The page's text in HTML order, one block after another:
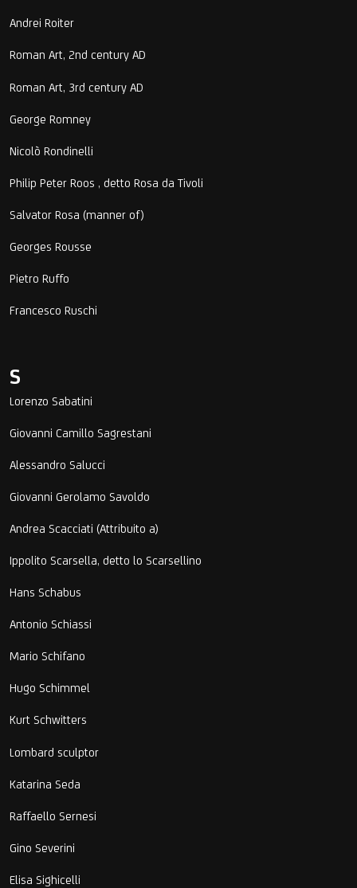
Andrei Roiter
Roman Art, 2nd century AD
Roman Art, 3rd century AD
George Romney
Nicolò Rondinelli
Philip Peter Roos , detto Rosa da Tivoli
Salvator Rosa (manner of)
Georges Rousse
Pietro Ruffo
Francesco Ruschi
S
Lorenzo Sabatini
Giovanni Camillo Sagrestani
Alessandro Salucci
Giovanni Gerolamo Savoldo
Andrea Scacciati (Attribuito a)
Ippolito Scarsella, detto lo Scarsellino
Hans Schabus
Antonio Schiassi
Mario Schifano
Hugo Schimmel
Kurt Schwitters
Lombard sculptor
Katarina Seda
Raffaello Sernesi
Gino Severini
Elisa Sighicelli